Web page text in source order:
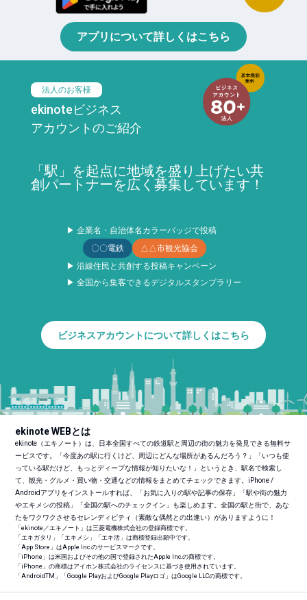
アプリについて詳しくはこちら
法人のお客様
ekinoteビジネス
アカウントのご紹介
「駅」を起点に地域を盛り上げたい共
創パートナーを広く募集しています！
▶ 企業名・自治体名カラーバッジで投稿
〇〇電鉄
△△市観光協会
▶ 沿線住民と共創する投稿キャンペーン
▶ 全国から集客できるデジタルスタンプラリー
ビジネスアカウントについて詳しくはこちら
ekinote WEBとは
ekinote（エキノート）は、日本全国すべての鉄道駅と周辺の街の魅力を発見できる無料サ
ービスです。「今度あの駅に行くけど、周辺にどんな場所があるんだろう？」「いつも使
っている駅だけど、もっとディープな情報が知りたいな！」というとき、駅名で検索し
て、観光・グルメ・買い物・交通などの情報をまとめてチェックできます。iPhone /
Androidアプリをインストールすれば、「お気に入りの駅や記事の保存」「駅や街の魅力
やエキメシの投稿」「全国の駅へのチェックイン」も楽しめます。全国の駅と街で、あな
たをワクワクさせるセレンディピティ（素敵な偶然との出逢い）がありますように！
「ekinote／エキノート」は三菱電機株式会社の登録商標です。
「エキガタリ」「エキメシ」「エキ活」は商標登録出願中です。
「App Store」はApple Inc.のサービスマークです。
「iPhone」は米国およびその他の国で登録されたApple Inc.の商標です。
「iPhone」の商標はアイホン株式会社のライセンスに基づき使用されています。
「AndroidTM 」「Google PlayおよびGoogle Playロゴ」はGoogle LLCの商標です。